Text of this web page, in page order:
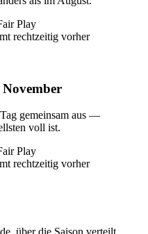
Play
rechtzeitig vorher
gemeinsam aus —
voll ist.
Play
rechtzeitig vorher
über die Saison verteilt.